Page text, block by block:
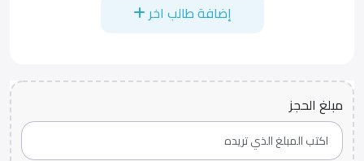
إضافة طالب اخر
مبلغ الحجز